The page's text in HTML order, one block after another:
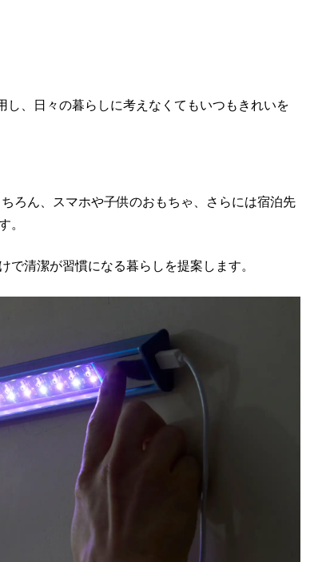
、日々の暮らしに考えなくてもいつもきれいを
ろん、スマホや子供のおもちゃ、さらには宿泊先
。
で清潔が習慣になる暮らしを提案します。